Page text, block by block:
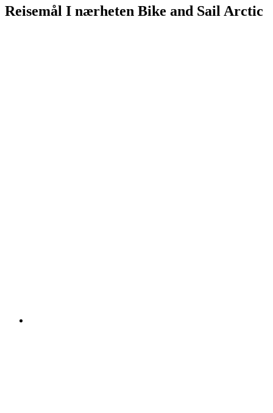
Reisemål I nærheten Bike and Sail Arctic